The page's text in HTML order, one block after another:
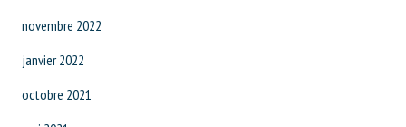
novembre 2022
janvier 2022
octobre 2021